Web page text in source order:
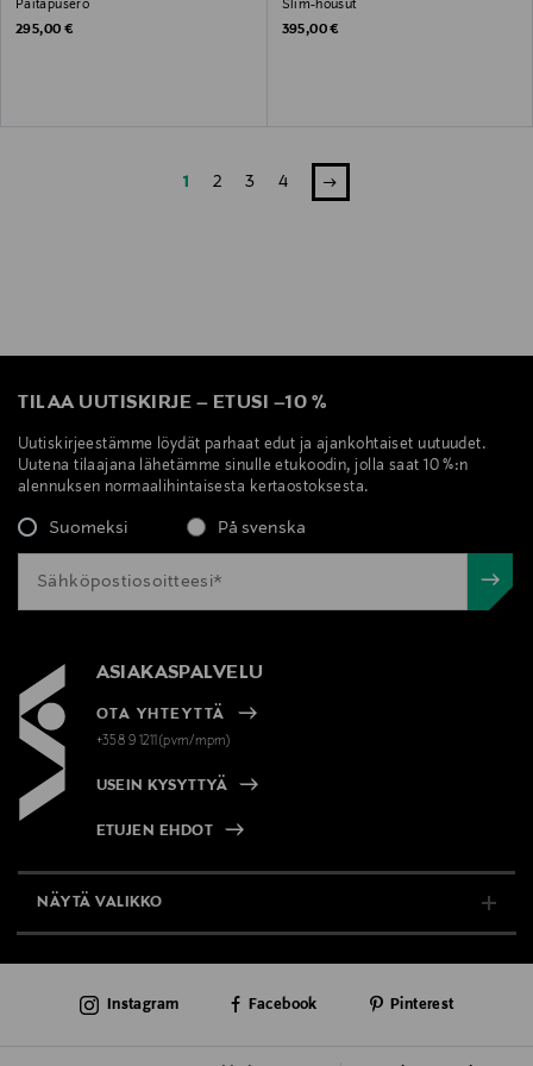
Paitapusero
Original Price
295,00 €
Slim-housut
Original Price
395,00 €
1 2 3 4
TILAA UUTISKIRJE – ETUSI –10 %
Uutiskirjeestämme löydät parhaat edut ja ajankohtaiset uutuudet.
Uutena tilaajana lähetämme sinulle etukoodin, jolla saat 10 %:n
alennuksen normaalihintaisesta kertaostoksesta.
Suomeksi På svenska
ASIAKASPALVELU
OTA YHTEYTTÄ
+358 9 1211(pvm/mpm)
USEIN KYSYTTYÄ
ETUJEN EHDOT
NÄYTÄ VALIKKO
AJANKOHTAISTA
Instagram Facebook Pinterest